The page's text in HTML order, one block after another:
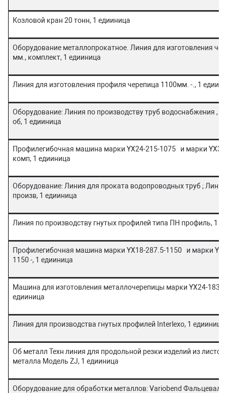
Козловой кран 20 тонн, 1 едииница
Оборудование металлопрокатное. Линия для изготовления
мм., комплект, 1 едииница
Линия для изготовления профиля черепица 1100мм. -., 1
Оборудование: Линия по производству труб водоснабжения ,
об, 1 едииница
Профилегибочная машина марки YX24-215-1075 и марки
комп, 1 едииница
Оборудование: Линия для проката водопроводных труб ;
произв, 1 едииница
Линия по производству гнутых профилей типа ПН профиль, 1
Профилегибочная машина марки YX18-287.5-1150 и марки
1150 -, 1 едииница
Машина для изготовления металлочерепицы марки YX24-
едииница
Линия для производства гнутых профилей Interlexо, 1 едииница
Об металл Техн линия для продольной резки изделий из
металла Модель ZJ, 1 едииница
Оборудование для обработки металлов: Variobend